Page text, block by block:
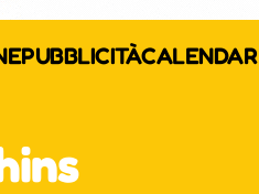
PUBBLICITÀCALENDAR